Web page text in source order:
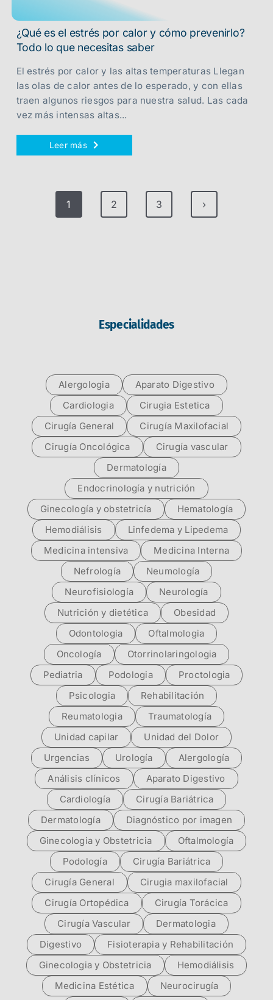
¿Qué es el estrés por calor y cómo prevenirlo?
Todo lo que necesitas saber
El estrés por calor y las altas temperaturas Llegan
las olas de calor antes de lo esperado, y con ellas
traen algunos riesgos para nuestra salud. Las cada
vez más intensas altas...
Leer más
1 2 3 ›
Especialidades
Alergologia
Aparato Digestivo
Cardiologia
Cirugia Estetica
Cirugía General
Cirugía Maxilofacial
Cirugía Oncológica
Cirugía vascular
Dermatología
Endocrinología y nutrición
Ginecología y obstetricía
Hematología
Hemodiálisis
Linfedema y Lipedema
Medicina intensiva
Medicina Interna
Nefrología
Neumología
Neurofisiología
Neurología
Nutrición y dietética
Obesidad
Odontologia
Oftalmologia
Oncología
Otorrinolaringologia
Pediatria
Podologia
Proctologia
Psicologia
Rehabilitación
Reumatologia
Traumatología
Unidad capilar
Unidad del Dolor
Urgencias
Urología
Alergología
Análisis clínicos
Aparato Digestivo
Cardiología
Cirugía Bariátrica
Dermatología
Diagnóstico por imagen
Ginecologia y Obstetricia
Oftalmología
Podología
Cirugía Bariátrica
Cirugía General
Cirugia maxilofacial
Cirugía Ortopédica
Cirugía Torácica
Cirugía Vascular
Dermatologia
Digestivo
Fisioterapia y Rehabilitación
Ginecologia y Obstetricia
Hemodiálisis
Medicina Estética
Neurocirugía